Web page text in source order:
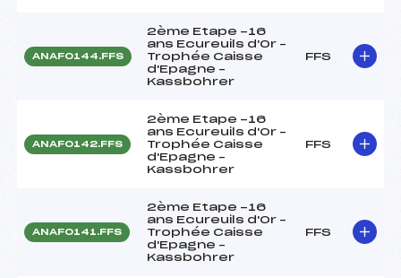
ANAF0144.FFS
2ème Etape -16
ans Ecureuils d'Or –
Trophée Caisse
d'Epagne –
Kassbohrer
FFS
ANAF0142.FFS
2ème Etape -16
ans Ecureuils d'Or –
Trophée Caisse
d'Epagne –
Kassbohrer
FFS
ANAF0141.FFS
2ème Etape -16
ans Ecureuils d'Or –
Trophée Caisse
d'Epagne –
Kassbohrer
FFS